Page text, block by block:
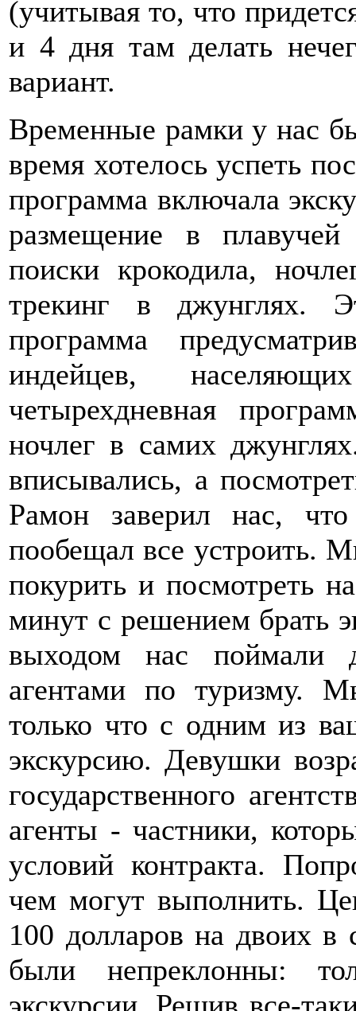
(учитывая то, что
и 4 дня там делать
вариант.
Временные рамки у нас
время хотелось успеть
программа включала
размещение в
поиски крокодила,
трекинг в джунглях.
программа
индейцев,
четырехдневная
ночлег в самих
вписывались, а
Рамон заверил нас,
пообещал все устроить.
покурить и посмотреть
минут с решением брать
выходом нас поймали
агентами по туризму.
только что с одним из
экскурсию. Девушки
государственного
агенты - частники,
условий контракта.
чем могут выполнить.
100 долларов на двоих в
были непреклонны: